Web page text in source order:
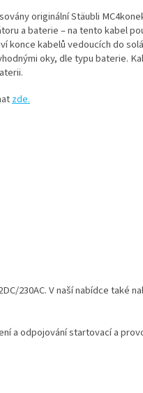
originální Stäubli
a baterie – na tento kabel
konce kabelů vedoucích do
oky, dle typu baterie.
zde.
230AC. V naší nabídce také
a odpojování startovací a